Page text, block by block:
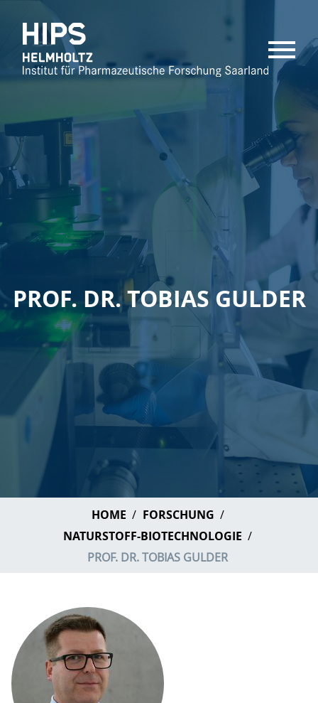
MENU
PROF. DR. TOBIAS GULDER
HOME
FORSCHUNG
NATURSTOFF-BIOTECHNOLOGIE
PROF. DR. TOBIAS GULDER